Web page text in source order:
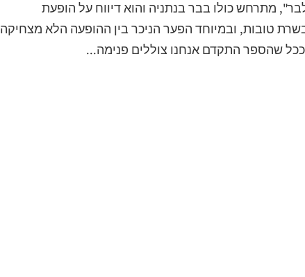
מתרחש כולו בבר בנתניה והוא דיווח על הופעת
טובות, ובמיוחד הפער הניכר בין ההופעה הלא מצחיקה
שהספר התקדם אנחנו צוללים פנימה...